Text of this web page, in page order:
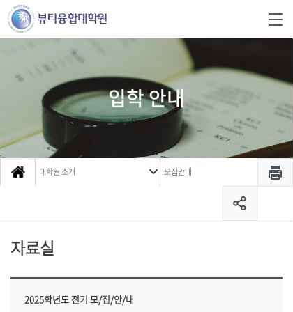
입학 안내
대학원 소개 모집안내
자료실
2025학년도 전기 모/집/안/내